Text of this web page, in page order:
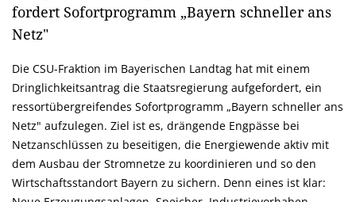
fordert Sofortprogramm „Bayern schneller ans
Netz"
Die CSU-Fraktion im Bayerischen Landtag hat mit einem
Dringlichkeitsantrag die Staatsregierung aufgefordert, ein
ressortübergreifendes Sofortprogramm „Bayern schneller ans
Netz" aufzulegen. Ziel ist es, drängende Engpässe bei
Netzanschlüssen zu beseitigen, die Energiewende aktiv mit
dem Ausbau der Stromnetze zu koordinieren und so den
Wirtschaftsstandort Bayern zu sichern. Denn eines ist klar: